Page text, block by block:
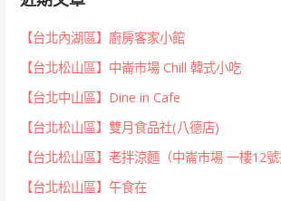
【台北內湖區】廚房客家小館
【台北松山區】中崙市場 Chill 韓式小吃
【台北中山區】Dine in Cafe
【台北松山區】雙月食品社(八德店)
【台北松山區】老拌涼麵（中崙市場 一樓12號
【台北松山區】午食在